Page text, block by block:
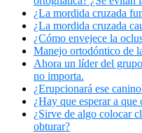
¿La mordida cruzada
¿La mordida cruzada
¿Cómo envejece la
Manejo ortodóntico de
Ahora un líder del
no importa.
¿Erupcionará ese
¿Hay que esperar a
¿Sirve de algo colocar
obturar?